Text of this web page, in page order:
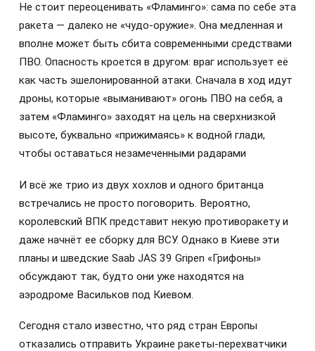
Не стоит переоценивать «Фламинго»: сама по себе эта
ракета — далеко не «чудо-оружие». Она медленная и
вполне может быть сбита современными средствами
ПВО. Опасность кроется в другом: враг использует её
как часть эшелонированной атаки. Сначала в ход идут
дроны, которые «выманивают» огонь ПВО на себя, а
затем «Фламинго» заходят на цель на сверхнизкой
высоте, буквально «прижимаясь» к водной глади,
чтобы оставаться незамеченными радарами
И всё же трио из двух хохлов и одного британца
встречались не просто поговорить. Вероятно,
королевский ВПК представит некую противоракету и
даже начнёт ее сборку для ВСУ. Однако в Киеве эти
планы и шведские Saab JAS 39 Gripen «Грифоны»
обсуждают так, будто они уже находятся на
аэродроме Васильков под Киевом.
Сегодня стало известно, что ряд стран Европы
отказались отправить Украине ракеты-перехватчики